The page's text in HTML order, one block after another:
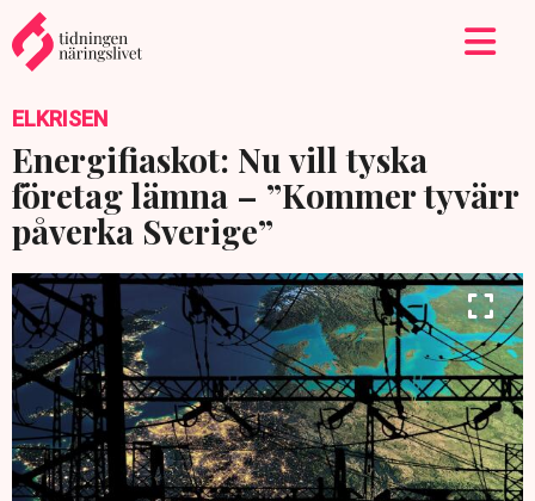
ELKRISEN
Energifiaskot: Nu vill tyska
företag lämna – ”Kommer tyvärr
påverka Sverige”